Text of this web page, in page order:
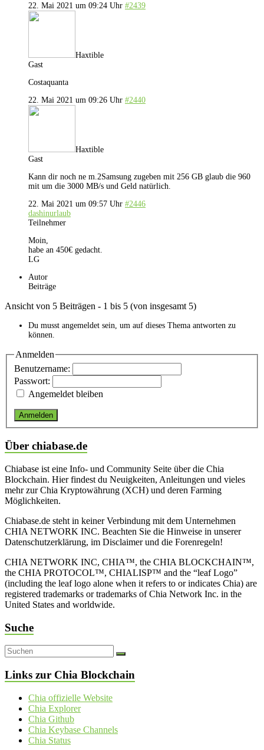
22. Mai 2021 um 09:24 Uhr #2439
Haxtible
Gast
Costaquanta
22. Mai 2021 um 09:26 Uhr #2440
Haxtible
Gast
Kann dir noch ne m.2Samsung zugeben mit 256 GB glaub die 960
mit um die 3000 MB/s und Geld natürlich.
22. Mai 2021 um 09:57 Uhr #2446
dashinurlaub
Teilnehmer
Moin,
habe an 450€ gedacht.
LG
Autor
Beiträge
Ansicht von 5 Beiträgen - 1 bis 5 (von insgesamt 5)
Du musst angemeldet sein, um auf dieses Thema antworten zu
können.
Anmelden
Benutzername:
Passwort:
Angemeldet bleiben
Anmelden
Über chiabase.de
Chiabase ist eine Info- und Community Seite über die Chia
Blockchain. Hier findest du Neuigkeiten, Anleitungen und vieles
mehr zur Chia Kryptowährung (XCH) und deren Farming
Möglichkeiten.
Chiabase.de steht in keiner Verbindung mit dem Unternehmen
CHIA NETWORK INC. Beachten Sie die Hinweise in unserer
Datenschutzerklärung, im Disclaimer und die Forenregeln!
CHIA NETWORK INC, CHIA™, the CHIA BLOCKCHAIN™,
the CHIA PROTOCOL™, CHIALISP™ and the “leaf Logo”
(including the leaf logo alone when it refers to or indicates Chia) are
registered trademarks or trademarks of Chia Network Inc. in the
United States and worldwide.
Suche
Links zur Chia Blockchain
Chia offizielle Website
Chia Explorer
Chia Github
Chia Keybase Channels
Chia Status